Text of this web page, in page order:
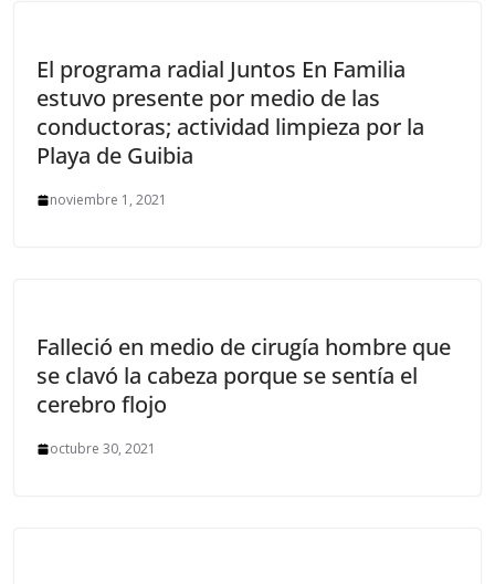
El programa radial Juntos En Familia
estuvo presente por medio de las
conductoras; actividad limpieza por la
Playa de Guibia
noviembre 1, 2021
Falleció en medio de cirugía hombre que
se clavó la cabeza porque se sentía el
cerebro flojo
octubre 30, 2021